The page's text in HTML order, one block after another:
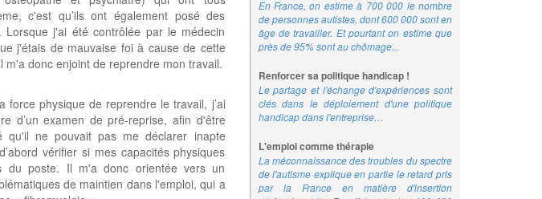
c'est qu’ils ont également posé des
Lorsque j'ai été contrôlée par le médecin
j'étais de mauvaise foi à cause de cette
donc enjoint de reprendre mon travail.
force physique de reprendre le travail, j’ai
d’un examen de pré-reprise, afin d'être
qu'il ne pouvait pas me déclarer inapte
vérifier si mes capacités physiques
du poste. Il m'a donc orientée vers un
de maintien dans l'emploi, qui a
En France, on estime à 700 000 le nombre
de personnes autistes, dont 600 000 sont en
âge de travailler. Et pourtant on estime que
près de 95% sont au chômage...
Renforcer sa politique handicap !
Le partage et l'échange d'expériences sont
clés dans le déploiement d'une politique
handicap dans l'entreprise…
L'emploi comme thérapie
La méconnaissance des troubles du spectre
de l'autisme explique en partie le retard pris
par la France en matière d'insertion